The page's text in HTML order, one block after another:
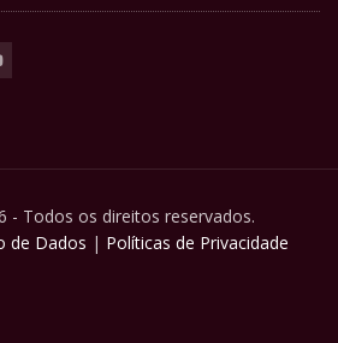
- Todos os direitos reservados.
de Dados | Políticas de Privacidade